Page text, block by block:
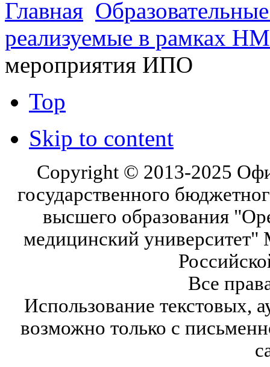
Главная
реализуемые в рамках
мероприятия ИПО
Top
Skip to content
Copyright © 2013-2025
государственного
высшего образования
медицинский университет"
Все
Использование текстовых,
возможно только с